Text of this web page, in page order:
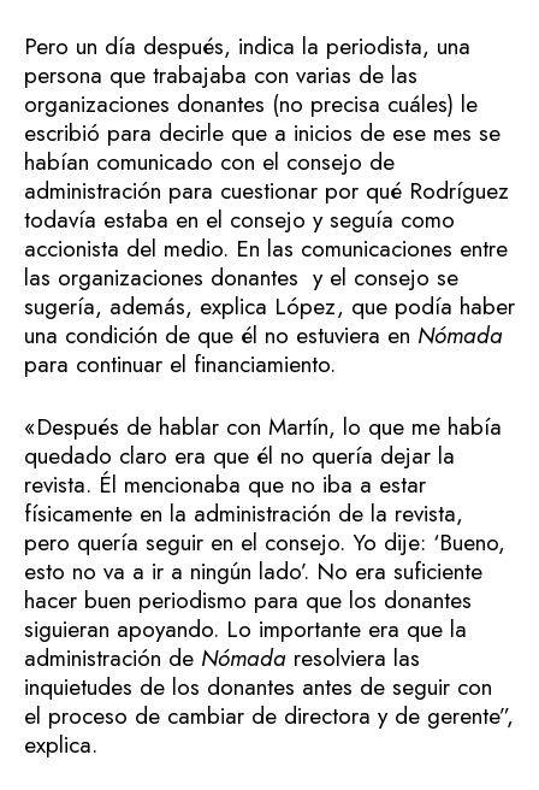
Pero un día después, indica la periodista, una
persona que trabajaba con varias de las
organizaciones donantes (no precisa cuáles) le
escribió para decirle que a inicios de ese mes se
habían comunicado con el consejo de
administración para cuestionar por qué Rodríguez
todavía estaba en el consejo y seguía como
accionista del medio. En las comunicaciones entre
las organizaciones donantes y el consejo se
sugería, además, explica López, que podía haber
una condición de que él no estuviera en Nómada
para continuar el financiamiento.
«Después de hablar con Martín, lo que me había
quedado claro era que él no quería dejar la
revista. Él mencionaba que no iba a estar
físicamente en la administración de la revista,
pero quería seguir en el consejo. Yo dije: ‘Bueno,
esto no va a ir a ningún lado’. No era suficiente
hacer buen periodismo para que los donantes
siguieran apoyando. Lo importante era que la
administración de Nómada resolviera las
inquietudes de los donantes antes de seguir con
el proceso de cambiar de directora y de gerente”,
explica.